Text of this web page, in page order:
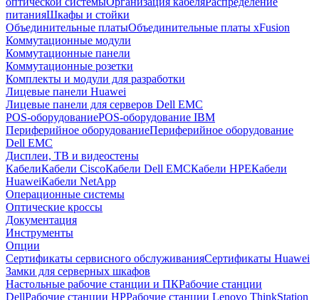
питанияШкафы и стойки
Объединительные платыОбъединительные платы xFusion
Коммутационные модули
Коммутационные панели
Коммутационные розетки
Комплекты и модули для разработки
Лицевые панели Huawei
Лицевые панели для серверов Dell EMC
POS-оборудованиеPOS-оборудование IBM
Периферийное оборудованиеПериферийное оборудование
Dell EMC
Дисплеи, ТВ и видеостены
КабелиКабели CiscoКабели Dell EMCКабели HPEКабели
HuaweiКабели NetApp
Операционные системы
Оптические кроссы
Документация
Инструменты
Опции
Сертификаты сервисного обслуживанияСертификаты Huawei
Замки для серверных шкафов
Настольные рабочие станции и ПКРабочие станции
DellРабочие станции HPРабочие станции Lenovo ThinkStation